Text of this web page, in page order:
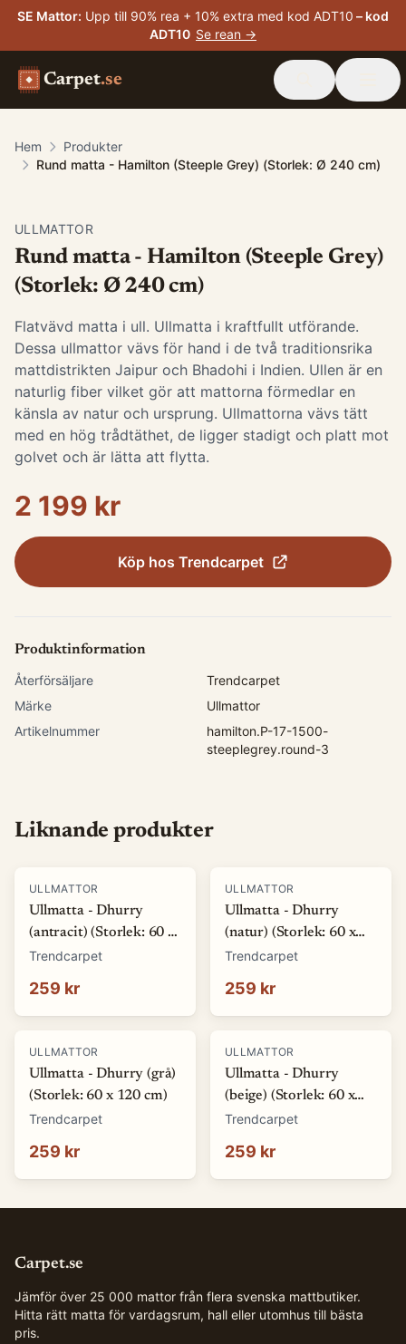
SE Mattor: Upp till 90% rea + 10% extra med kod ADT10 – kod
ADT10 Se rean →
Carpet.se
Hem
Produkter
Rund matta - Hamilton (Steeple Grey) (Storlek: Ø 240 cm)
ULLMATTOR
Rund matta - Hamilton (Steeple Grey)
(Storlek: Ø 240 cm)
Flatvävd matta i ull. Ullmatta i kraftfullt utförande.
Dessa ullmattor vävs för hand i de två traditionsrika
mattdistrikten Jaipur och Bhadohi i Indien. Ullen är en
naturlig fiber vilket gör att mattorna förmedlar en
känsla av natur och ursprung. Ullmattorna vävs tätt
med en hög trådtäthet, de ligger stadigt och platt mot
golvet och är lätta att flytta.
2 199 kr
Köp hos Trendcarpet
Produktinformation
Återförsäljare
Trendcarpet
Märke
Ullmattor
Artikelnummer
hamilton.P-17-1500-
steeplegrey.round-3
Liknande produkter
ULLMATTOR
Ullmatta - Dhurry
(antracit) (Storlek: 60 x
120 cm)
Trendcarpet
259 kr
ULLMATTOR
Ullmatta - Dhurry
(natur) (Storlek: 60 x
120 cm)
Trendcarpet
259 kr
ULLMATTOR
Ullmatta - Dhurry (grå)
(Storlek: 60 x 120 cm)
Trendcarpet
259 kr
ULLMATTOR
Ullmatta - Dhurry
(beige) (Storlek: 60 x
120 cm)
Trendcarpet
259 kr
Carpet.se
Jämför över 25 000 mattor från flera svenska mattbutiker.
Hitta rätt matta för vardagsrum, hall eller utomhus till bästa
pris.